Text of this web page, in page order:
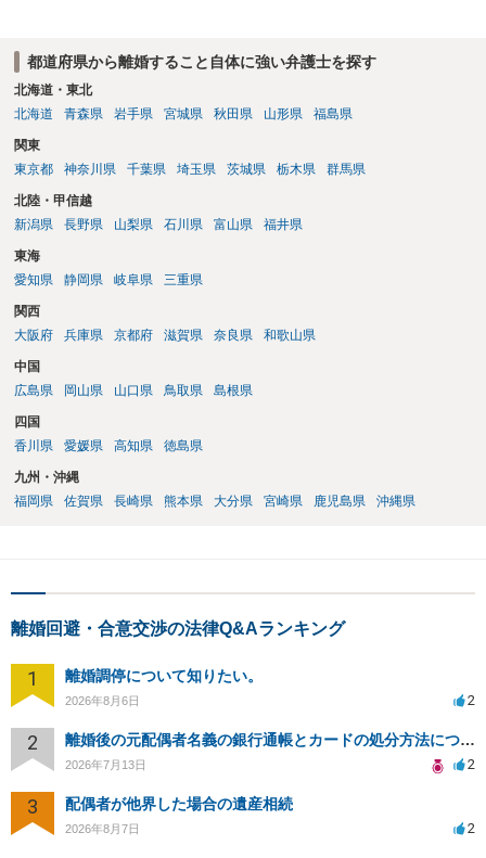
都道府県から離婚すること自体に強い弁護士を探す
北海道・東北
北海道
青森県 岩手県 宮城県 秋田県 山形県 福島県
関東
東京都
神奈川県 千葉県 埼玉県 茨城県 栃木県 群馬県
北陸・甲信越
新潟県
長野県 山梨県 石川県 富山県 福井県
東海
愛知県
静岡県 岐阜県 三重県
関西
大阪府
兵庫県 京都府 滋賀県 奈良県 和歌山県
中国
広島県
岡山県 山口県 鳥取県 島根県
四国
香川県
愛媛県 高知県 徳島県
九州・沖縄
福岡県
佐賀県 長崎県 熊本県 大分県 宮崎県 鹿児島県 沖縄県
離婚回避・合意交渉の法律Q&Aランキング
1 離婚調停について知りたい。
2026年8月6日 2
2 離婚後の元配偶者名義の銀行通帳とカードの処分方法について
2026年7月13日 2
3 配偶者が他界した場合の遺産相続
2026年8月7日 2